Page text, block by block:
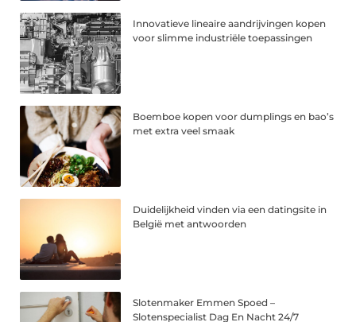
Innovatieve lineaire aandrijvingen kopen
voor slimme industriële toepassingen
Boemboe kopen voor dumplings en bao’s
met extra veel smaak
Duidelijkheid vinden via een datingsite in
België met antwoorden
Slotenmaker Emmen Spoed –
Slotenspecialist Dag En Nacht 24/7